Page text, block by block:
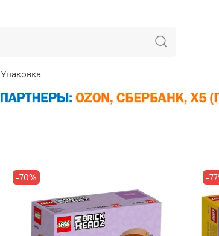
Упаковка
-70% -